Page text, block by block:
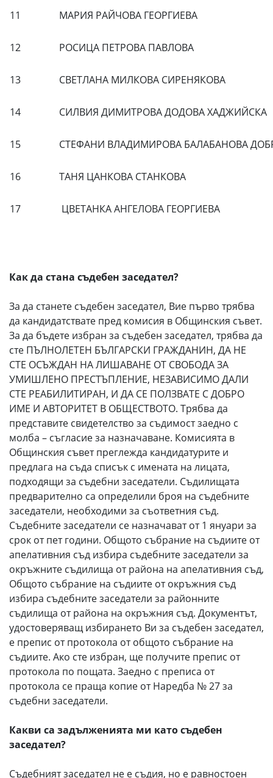
11 МАРИЯ РАЙЧОВА ГЕОРГИЕВА
12 РОСИЦА ПЕТРОВА ПАВЛОВА
13 СВЕТЛАНА МИЛКОВА СИРЕНЯКОВА
14 СИЛВИЯ ДИМИТРОВА ДОДОВА ХАДЖИЙСКА
15 СТЕФАНИ ВЛАДИМИРОВА БАЛАБАНОВА
16 ТАНЯ ЦАНКОВА СТАНКОВА
17 ЦВЕТАНКА АНГЕЛОВА ГЕОРГИЕВА
Как да стана съдебен заседател?
За да станете съдебен заседател, Вие първо трябва
да кандидатствате пред комисия в Общинския съвет.
За да бъдете избран за съдебен заседател, трябва да
сте ПЪЛНОЛЕТЕН БЪЛГАРСКИ ГРАЖДАНИН, ДА НЕ
СТЕ ОСЪЖДАН НА ЛИШАВАНЕ ОТ СВОБОДА ЗА
УМИШЛЕНО ПРЕСТЪПЛЕНИЕ, НЕЗАВИСИМО ДАЛИ
СТЕ РЕАБИЛИТИРАН, И ДА СЕ ПОЛЗВАТЕ С ДОБРО
ИМЕ И АВТОРИТЕТ В ОБЩЕСТВОТО. Трябва да
представите свидетелство за съдимост заедно с
молба – съгласие за назначаване. Комисията в
Общинския съвет преглежда кандидатурите и
предлага на съда списък с имената на лицата,
подходящи за съдебни заседатели. Съдилищата
предварително са определили броя на съдебните
заседатели, необходими за съответния съд.
Съдебните заседатели се назначават от 1 януари за
срок от пет години. Общото събрание на съдиите от
апелативния съд избира съдебните заседатели за
окръжните съдилища от района на апелативния съд,
Общото събрание на съдиите от окръжния съд
избира съдебните заседатели за районните
съдилища от района на окръжния съд. Документът,
удостоверяващ избирането Ви за съдебен заседател,
е препис от протокола от общото събрание на
съдиите. Ако сте избран, ще получите препис от
протокола по пощата. Заедно с преписа от
протокола се праща копие от Наредба № 27 за
съдебни заседатели.
Какви са задълженията ми като съдебен
заседател?
Съдебният заседател не е съдия, но е равностоен